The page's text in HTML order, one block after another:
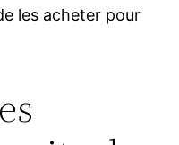
les acheter pour